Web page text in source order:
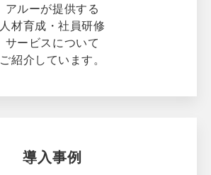
アルーが提供する
人材育成・社員研修
サービスについて
ご紹介しています。
導入事例